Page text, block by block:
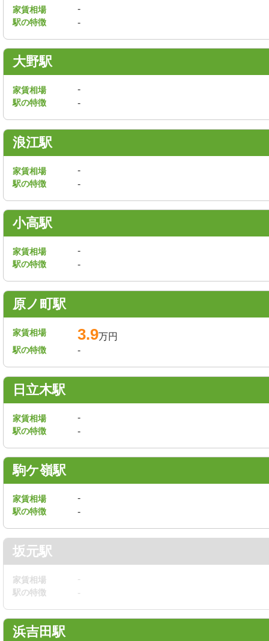
家賃相場 -
駅の特徴 -
大野駅
家賃相場 -
駅の特徴 -
浪江駅
家賃相場 -
駅の特徴 -
小高駅
家賃相場 -
駅の特徴 -
原ノ町駅
家賃相場 3.9万円
駅の特徴 -
日立木駅
家賃相場 -
駅の特徴 -
駒ケ嶺駅
家賃相場 -
駅の特徴 -
坂元駅
家賃相場 -
駅の特徴 -
浜吉田駅